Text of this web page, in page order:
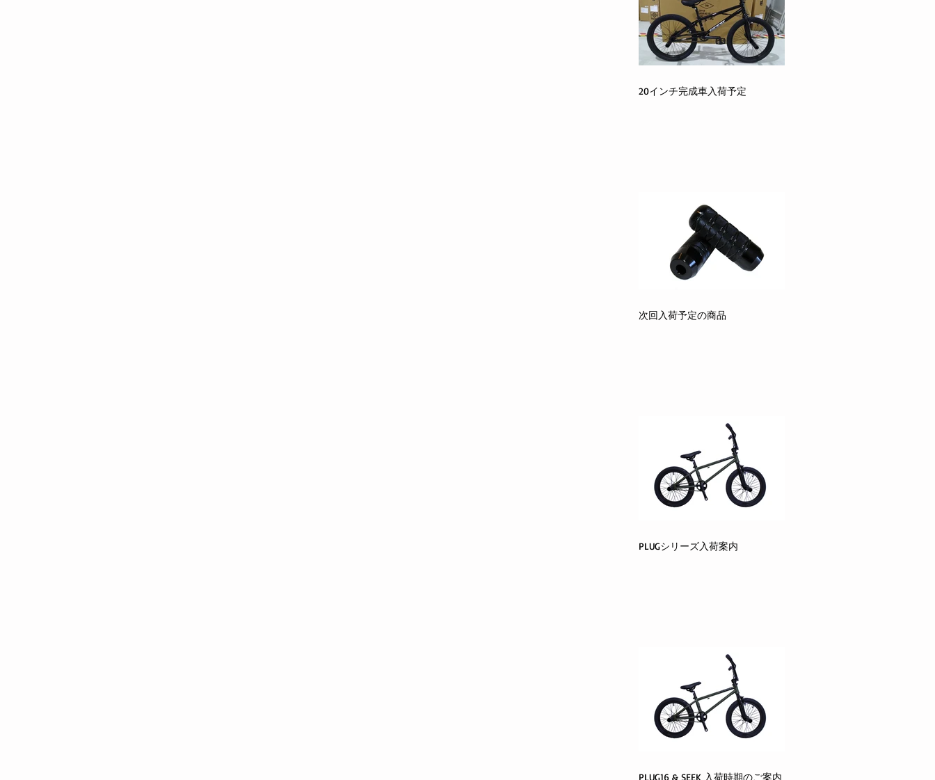
20インチ完成車入荷予定
次回入荷予定の商品
PLUGシリーズ入荷案内
PLUG16 & SEEK 入荷時期のご案内